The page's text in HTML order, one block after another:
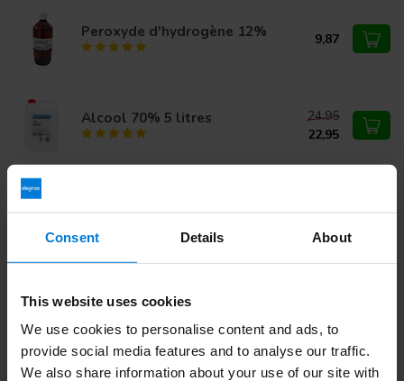
Consent Details About
This website uses cookies
We use cookies to personalise content and ads, to
provide social media features and to analyse our traffic.
We also share information about your use of our site with
Peroxyde d'hydrogène 12% 9,87
Alcool 70% 5 litres
24,95
22,95
Vous avez des questions sur ce produit ?
Ou avez-vous besoin d'aide pour votre commande?
Contactez notre Service clientou appelez+ 31 (0)30 203
59 02